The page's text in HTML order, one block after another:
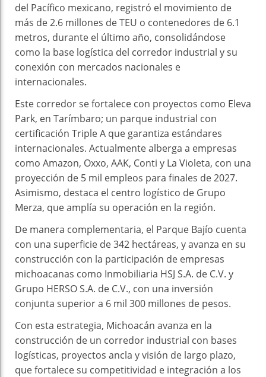
del Pacífico mexicano, registró el movimiento de
más de 2.6 millones de TEU o contenedores de 6.1
metros, durante el último año, consolidándose
como la base logística del corredor industrial y su
conexión con mercados nacionales e
internacionales.
Este corredor se fortalece con proyectos como Eleva
Park, en Tarímbaro; un parque industrial con
certificación Triple A que garantiza estándares
internacionales. Actualmente alberga a empresas
como Amazon, Oxxo, AAK, Conti y La Violeta, con una
proyección de 5 mil empleos para finales de 2027.
Asimismo, destaca el centro logístico de Grupo
Merza, que amplía su operación en la región.
De manera complementaria, el Parque Bajío cuenta
con una superficie de 342 hectáreas, y avanza en su
construcción con la participación de empresas
michoacanas como Inmobiliaria HSJ S.A. de C.V. y
Grupo HERSO S.A. de C.V., con una inversión
conjunta superior a 6 mil 300 millones de pesos.
Con esta estrategia, Michoacán avanza en la
construcción de un corredor industrial con bases
logísticas, proyectos ancla y visión de largo plazo,
que fortalece su competitividad e integración a los